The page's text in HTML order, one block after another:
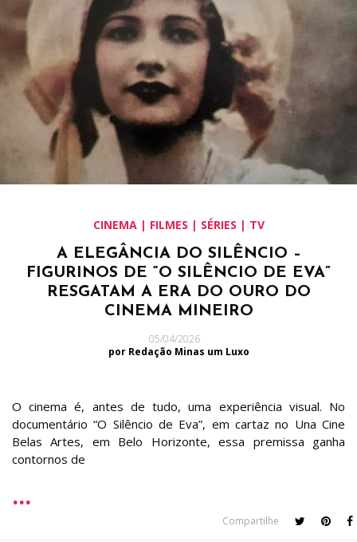
CINEMA | FILMES | SÉRIES | TV
A ELEGÂNCIA DO SILÊNCIO –
FIGURINOS DE “O SILÊNCIO DE EVA”
RESGATAM A ERA DO OURO DO
CINEMA MINEIRO
05/04/2026
por Redação Minas um Luxo
O cinema é, antes de tudo, uma experiência visual. No
documentário “O Silêncio de Eva”, em cartaz no Una Cine
Belas Artes, em Belo Horizonte, essa premissa ganha
contornos de
Compartilhe